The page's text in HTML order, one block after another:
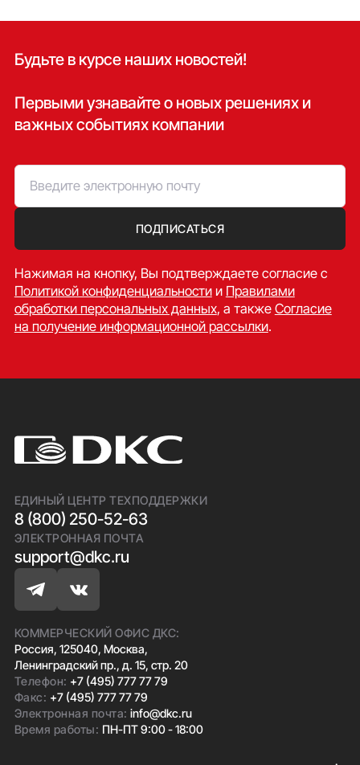
Будьте в курсе наших новостей!
Первыми узнавайте о новых решениях и
важных событиях компании
ПОДПИСАТЬСЯ
Нажимая на кнопку, Вы подтверждаете согласие c
Политикой конфиденциальностии Правилами
обработки персональных данных, а также Согласие
на получение информационной рассылки.
ЕДИНЫЙ ЦЕНТР ТЕХПОДДЕРЖКИ
8 (800) 250-52-63
ЭЛЕКТРОННАЯ ПОЧТА
support@dkc.ru
КОММЕРЧЕСКИЙ ОФИС ДКС:
Россия, 125040, Москва,
Ленинградский пр., д. 15, стр. 20
Телефон: +7 (495) 777 77 79
Факс: +7 (495) 777 77 79
Электронная почта:info@dkc.ru
Время работы: ПН-ПТ 9:00 - 18:00